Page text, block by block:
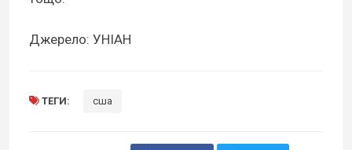
Джерело: УНІАН
ТЕГИ: сша